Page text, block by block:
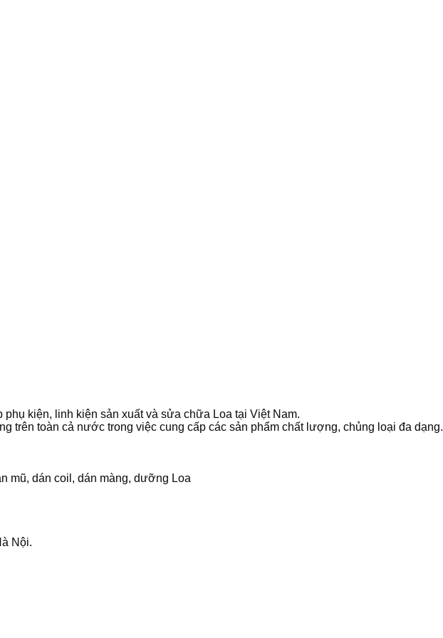
kiện, linh kiện sản xuất và sửa chữa Loa tại Việt Nam.
trên toàn cả nước trong việc cung cấp các sản phẩm chất lượng, chủng loại đa dạng.
mũ, dán coil, dán màng, dưỡng Loa
Nội.